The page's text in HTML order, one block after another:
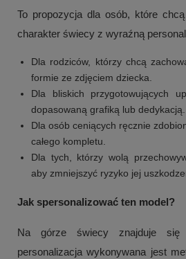
To propozycja dla osób, które
charakter świecy z wyraźną
Dla rodziców, którzy chcą
formie ze zdjęciem dziecka.
Dla bliskich przygotowujących
dopasowaną grafiką lub dedykacją.
Dla osób ceniących ręcznie
całego kompletu.
Dla tych, którzy wolą
aby zmniejszyć ryzyko jej
Jak spersonalizować ten model?
Na górze świecy znajduje się
personalizacja wykonywana jest